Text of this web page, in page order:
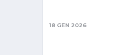
18 GEN 2026